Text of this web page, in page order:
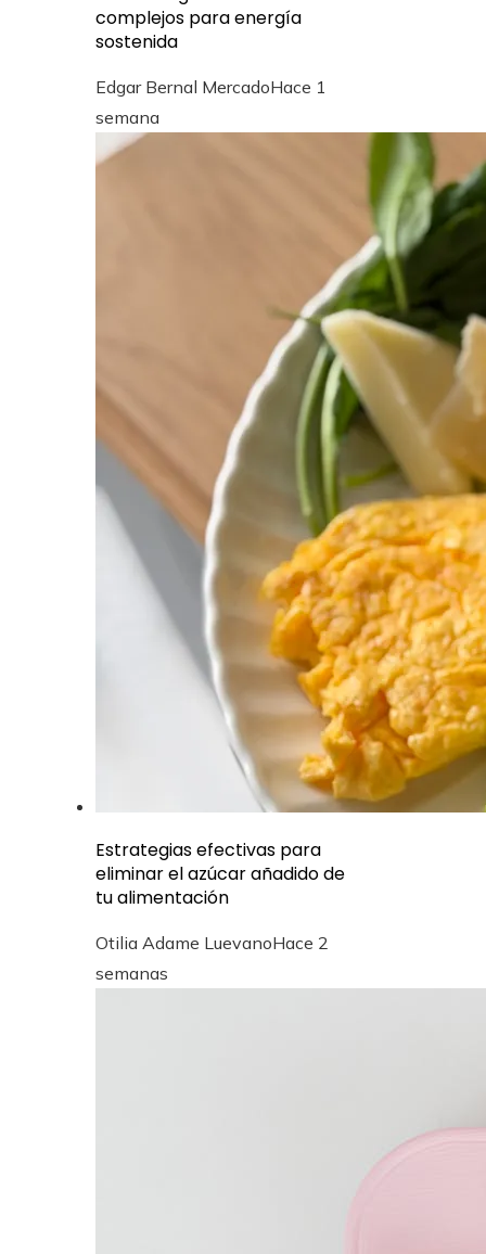
complejos para energía
sostenida
Edgar Bernal MercadoHace 1
semana
Estrategias efectivas para
eliminar el azúcar añadido de
tu alimentación
Otilia Adame LuevanoHace 2
semanas